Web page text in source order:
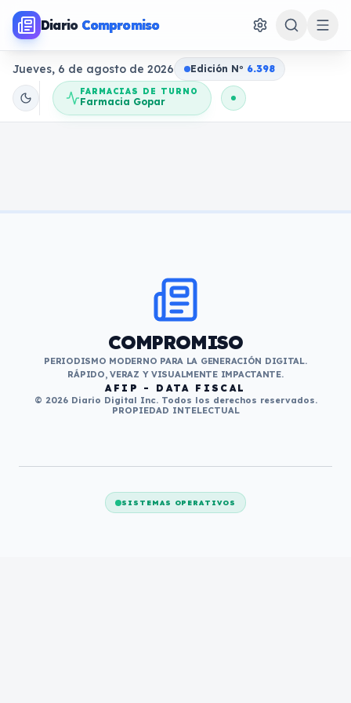
Diario Compromiso
Jueves, 6 de agosto de 2026 Edición No 6.398
FARMACIAS DE TURNO
Farmacia Gopar
COMPROMISO
PERIODISMO MODERNO PARA LA GENERACIÓN DIGITAL.
RÁPIDO, VERAZ Y VISUALMENTE IMPACTANTE.
AFIP - DATA FISCAL
© 2026 Diario Digital Inc. Todos los derechos reservados.
PROPIEDAD INTELECTUAL
SISTEMAS OPERATIVOS